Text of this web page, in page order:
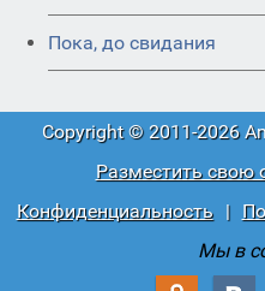
Пока, до свидания
Copyright © 2011-2026
Разместить свою
Конфиденциальность
|
Мы в